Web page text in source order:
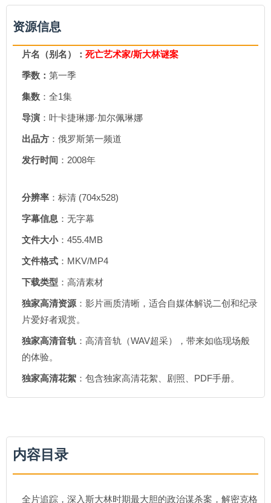
资源信息
片名（别名）： 死亡艺术家/斯大林谜案
季数： 第一季
集数 ：全1集
导演 ：叶卡捷琳娜·加尔佩琳娜
出品方 ：俄罗斯第一频道
发行时间 ：2008年
分辨率 ：标清 (704x528)
字幕信息 ：无字幕
文件大小：455.4MB
文件格式 ：MKV/MP4
下载类型 ：高清素材
独家高清资源 ：影片画质清晰，适合自媒体解说二创和纪录
片爱好者观赏。
独家高清音轨 ：高清音轨（WAV超采），带来如临现场般
的体验。
独家高清花絮 ：包含独家高清花絮、剧照、PDF手册。
内容目录
全片追踪，深入斯大林时期最大胆的政治谋杀案，解密克格